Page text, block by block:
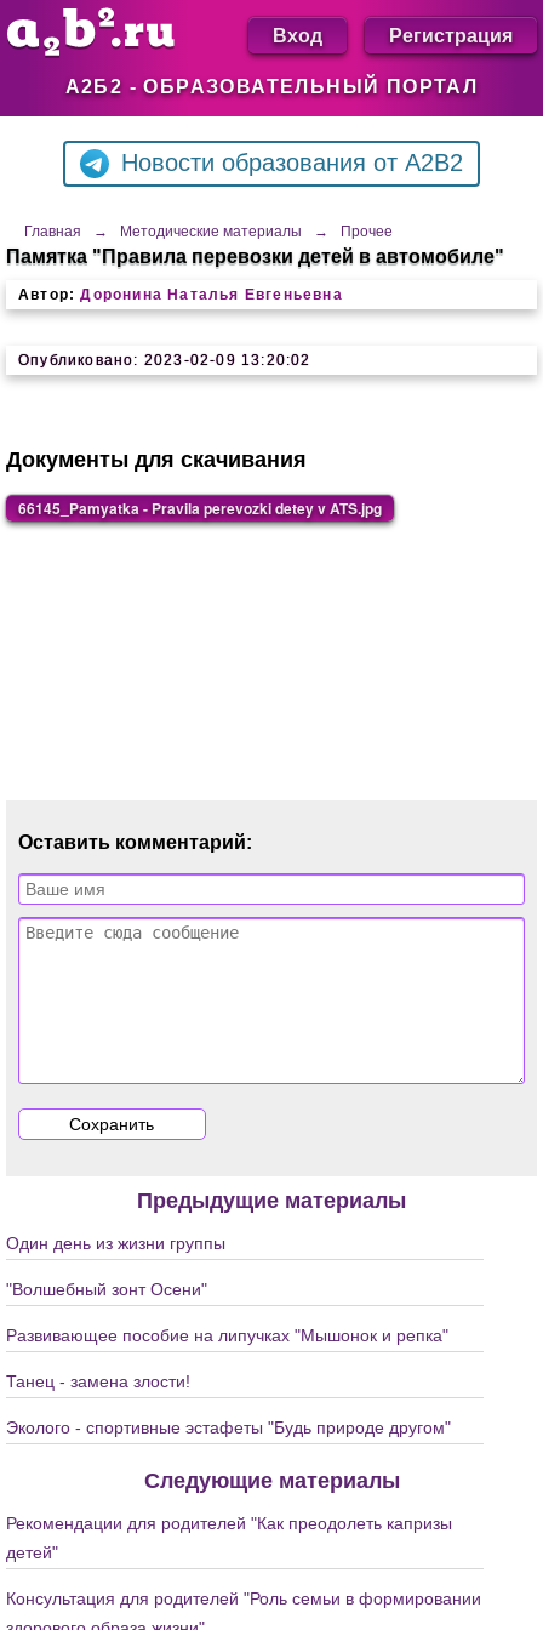
А2Б2 - ОБРАЗОВАТЕЛЬНЫЙ ПОРТАЛ
Вход Регистрация
Новости образования от A2B2
Главная → Методические материалы → Прочее
Памятка "Правила перевозки детей в автомобиле"
Автор: Доронина Наталья Евгеньевна
Опубликовано: 2023-02-09 13:20:02
Документы для скачивания
66145_Pamyatka - Pravila perevozki detey v ATS.jpg
Оставить комментарий:
Предыдущие материалы
Один день из жизни группы
"Волшебный зонт Осени"
Развивающее пособие на липучках "Мышонок и репка"
Танец - замена злости!
Эколого - спортивные эстафеты "Будь природе другом"
Следующие материалы
Рекомендации для родителей "Как преодолеть капризы
детей"
Консультация для родителей "Роль семьи в формировании